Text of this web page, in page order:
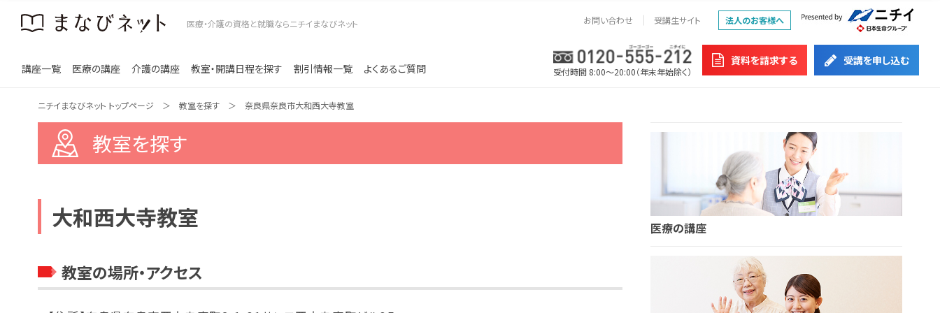
医療・介護の資格と就職ならニチイまなびネット お問い合わせ 受講生サイト 法人のお客様へ
講座一覧 医療の講座 介護の講座 教室・開講日程を探す 割引情報一覧 よくあるご質問 受付時間 8:00～20:00（年末年始除く）
資料を請求する 受講を申し込む
ニチイまなびネット トップページ 教室を探す 奈良県奈良市大和西大寺教室
教室を探す
大和西大寺教室
教室の場所・アクセス
医療の講座